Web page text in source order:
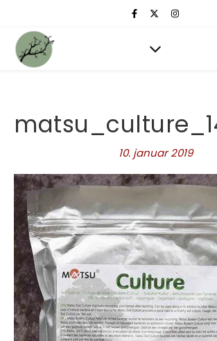
10. januar 2019